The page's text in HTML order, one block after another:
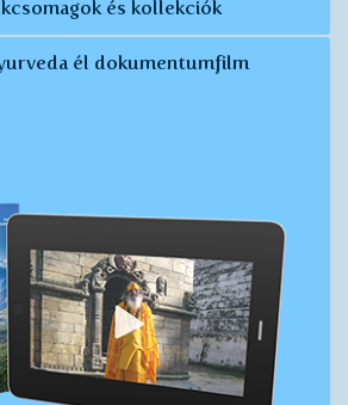
és kollekciók
él dokumentumfilm